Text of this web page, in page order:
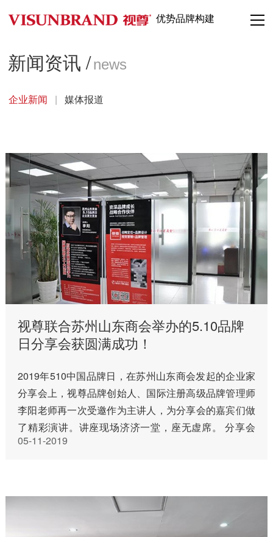
优势品牌构建
新闻资讯 /news
企业新闻 | 媒体报道
视尊联合苏州山东商会举办的5.10品牌
日分享会获圆满成功！
2019年510中国品牌日，在苏州山东商会发起的企业家
分享会上，视尊品牌创始人、国际注册高级品牌管理师
李阳老师再一次受邀作为主讲人，为分享会的嘉宾们做
了精彩演讲。讲座现场济济一堂，座无虚席。 分享会
以“品牌致胜之十大法则 打造企业绝对竞争力”为主题，
05-11-2019